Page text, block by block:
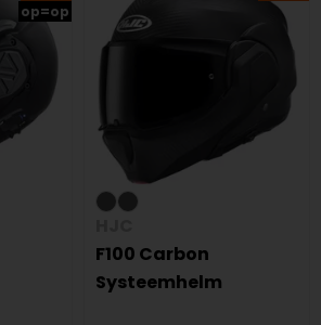
op=op
F100 Carbon
Systeemhelm